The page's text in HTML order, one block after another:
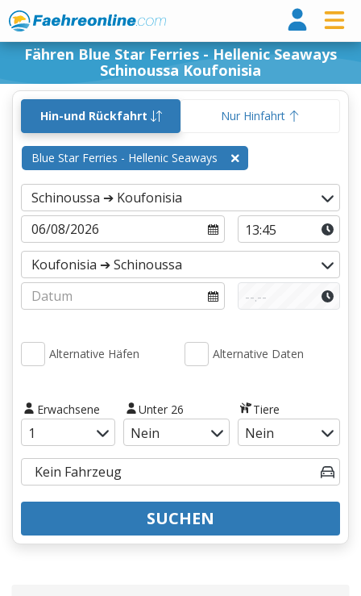
Fähren Blue Star Ferries - Hellenic Seaways
Schinoussa Koufonisia
Hin-und Rückfahrt Nur Hinfahrt
Blue Star Ferries - Hellenic Seaways
Alternative Häfen Alternative Daten
Erwachsene Unter 26 Tiere
SUCHEN